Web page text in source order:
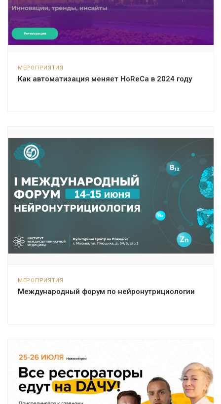
МЕРОПРИЯТИЯ
Как автоматизация меняет HoReCa в 2024 году
МЕРОПРИЯТИЯ
Международный форум по нейронутрициологии